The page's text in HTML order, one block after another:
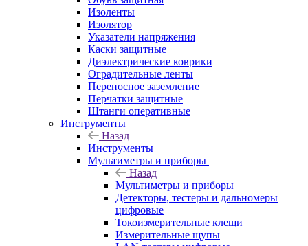
Изоленты
Изолятор
Указатели напряжения
Каски защитные
Диэлектрические коврики
Оградительные ленты
Переносное заземление
Перчатки защитные
Штанги оперативные
Инструменты
Назад
Инструменты
Мультиметры и приборы
Назад
Мультиметры и приборы
Детекторы, тестеры и дальномеры
цифровые
Токоизмерительные клещи
Измерительные щупы